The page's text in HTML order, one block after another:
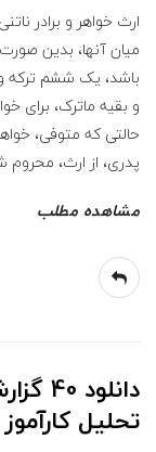
ارث خواهر و برادر
میان آنها، بدین
باشد، یک ششم ترکه
و بقیه ماترک، برای
حالتی که متوفی،
پدری، از ارث، محروم
مشاهده مطلب
تحلیل کارآموز